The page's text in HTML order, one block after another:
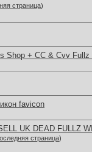
страница)
Shop + CC & Cvv
favicon
UK DEAD FULLZ
страница)